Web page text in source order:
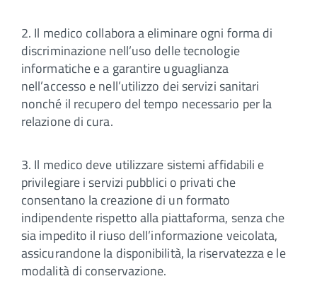
2. Il medico collabora a eliminare ogni forma di
discriminazione nell’uso delle tecnologie
informatiche e a garantire uguaglianza
nell’accesso e nell’utilizzo dei servizi sanitari
nonché il recupero del tempo necessario per la
relazione di cura.
3. Il medico deve utilizzare sistemi affidabili e
privilegiare i servizi pubblici o privati che
consentano la creazione di un formato
indipendente rispetto alla piattaforma, senza che
sia impedito il riuso dell’informazione veicolata,
assicurandone la disponibilità, la riservatezza e le
modalità di conservazione.